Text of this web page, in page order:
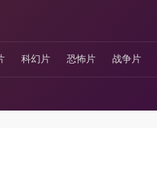
科幻片 恐怖片 战争片